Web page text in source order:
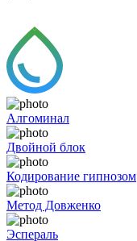
Алгоминал
Двойной блок
Кодирование гипнозом
Метод Довженко
Эспераль